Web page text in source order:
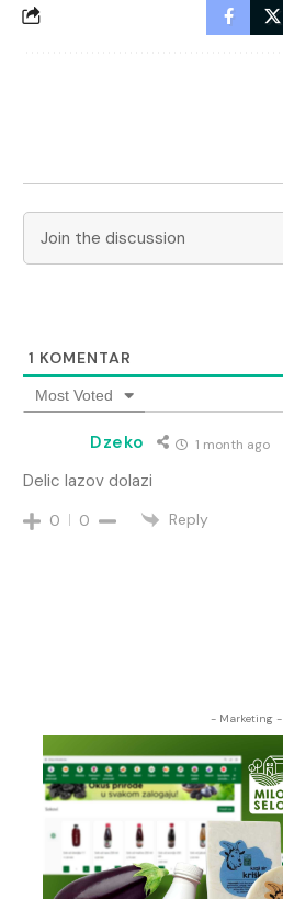
1 KOMENTAR
Most Voted
Dzeko 1 month ago
Delic lazov dolazi
0 0 Reply
- Marketing -